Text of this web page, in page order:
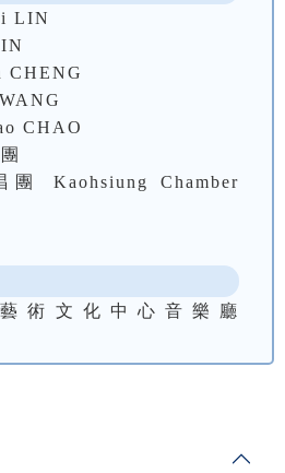
LIN
CHENG
CHAO
Kaohsiung Chamber
術文化中心音樂廳